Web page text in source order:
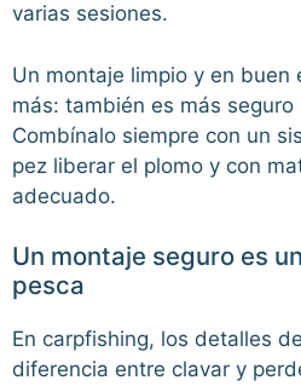
varias sesiones.
Un montaje limpio y en buen
más: también es más seguro
Combínalo siempre con un
pez liberar el plomo y con
adecuado.
Un montaje seguro es
pesca
En carpfishing, los detalles
diferencia entre clavar y